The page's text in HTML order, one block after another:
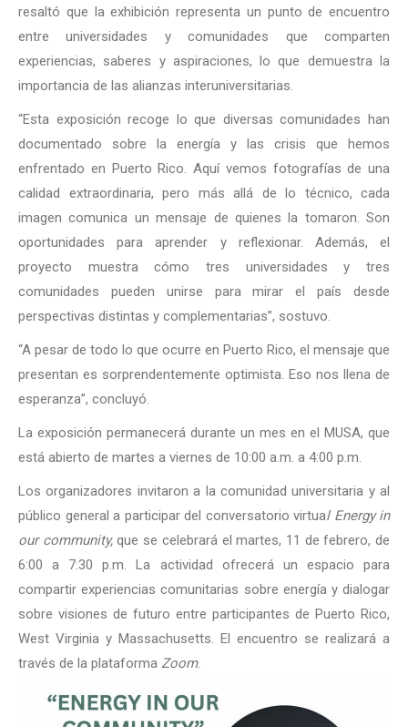
resaltó que la exhibición representa un punto de encuentro
entre universidades y comunidades que comparten
experiencias, saberes y aspiraciones, lo que demuestra la
importancia de las alianzas interuniversitarias.
“Esta exposición recoge lo que diversas comunidades han
documentado sobre la energía y las crisis que hemos
enfrentado en Puerto Rico. Aquí vemos fotografías de una
calidad extraordinaria, pero más allá de lo técnico, cada
imagen comunica un mensaje de quienes la tomaron. Son
oportunidades para aprender y reflexionar. Además, el
proyecto muestra cómo tres universidades y tres
comunidades pueden unirse para mirar el país desde
perspectivas distintas y complementarias”, sostuvo.
“A pesar de todo lo que ocurre en Puerto Rico, el mensaje que
presentan es sorprendentemente optimista. Eso nos llena de
esperanza”, concluyó.
La exposición permanecerá durante un mes en el MUSA, que
está abierto de martes a viernes de 10:00 a.m. a 4:00 p.m.
Los organizadores invitaron a la comunidad universitaria y al
público general a participar del conversatorio virtual Energy in
our community,que se celebrará el martes, 11 de febrero, de
6:00 a 7:30 p.m. La actividad ofrecerá un espacio para
compartir experiencias comunitarias sobre energía y dialogar
sobre visiones de futuro entre participantes de Puerto Rico,
West Virginia y Massachusetts. El encuentro se realizará a
través de la plataforma Zoom.